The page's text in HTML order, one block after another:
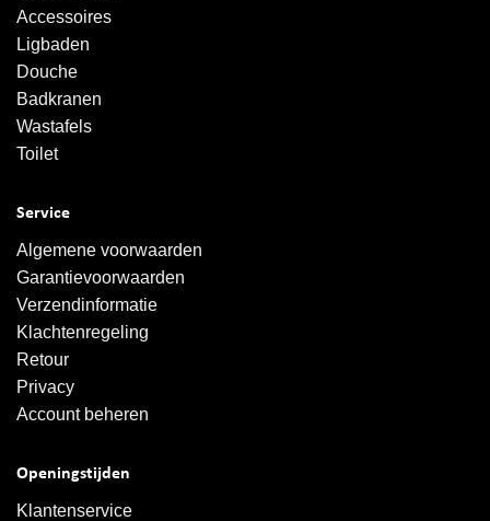
Accessoires
Ligbaden
Douche
Badkranen
Wastafels
Toilet
Service
Algemene voorwaarden
Garantievoorwaarden
Verzendinformatie
Klachtenregeling
Retour
Privacy
Account beheren
Openingstijden
Klantenservice